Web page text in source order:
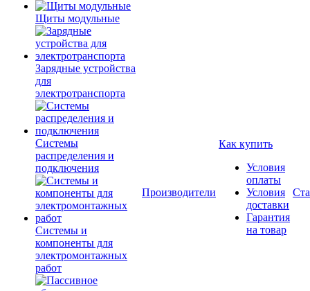
Щиты модульные
Зарядные устройства
для
электротранспорта
Системы
распределения и
подключения
Системы и
компоненты для
электромонтажных
работ
Производители
Как купить
Условия
оплаты
Условия
доставки
Гарантия
на товар